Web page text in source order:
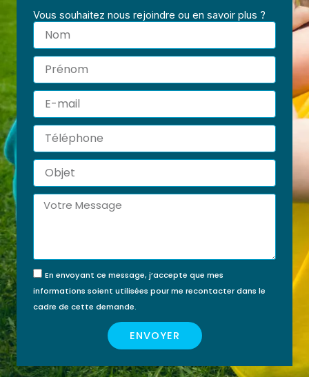
Vous souhaitez nous rejoindre ou en savoir plus ?
Nom
Prénom
E-
mail
Téléphone
Objet
Message
En envoyant ce message, j’accepte que mes
informations soient utilisées pour me recontacter dans le
cadre de cette demande.
ENVOYER